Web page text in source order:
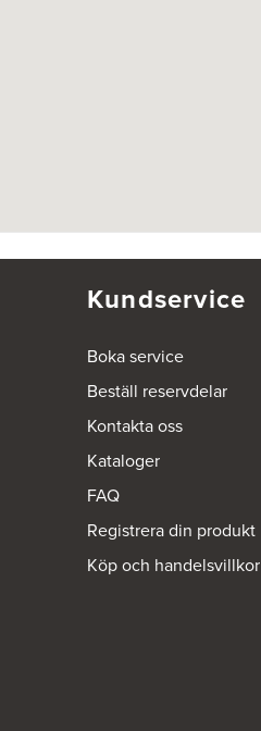
Kundservice
Boka service
Beställ reservdelar
Kontakta oss
Kataloger
FAQ
Registrera din produkt
Köp och handelsvillkor